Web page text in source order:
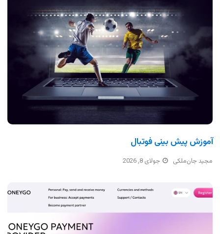
آموزش پیش بینی فوتبال
مجید جان‌ملکی جولای 8, 2026